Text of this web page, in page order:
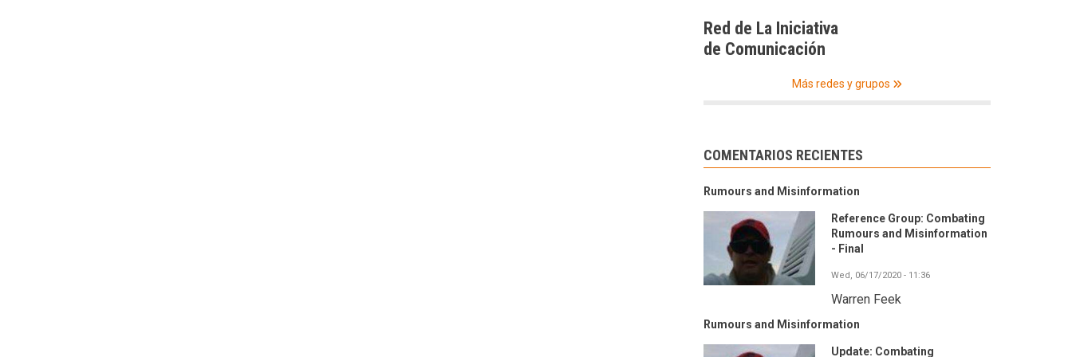
Red de La Iniciativa
de Comunicación
Más redes y grupos
COMENTARIOS RECIENTES
Rumours and Misinformation
Reference Group: Combating
Rumours and Misinformation
- Final
Wed, 06/17/2020 - 11:36
Warren Feek
Rumours and Misinformation
Update: Combating